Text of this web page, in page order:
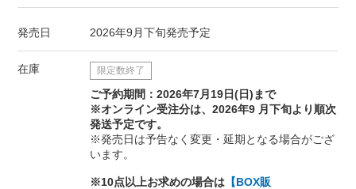
発売日 2026年9月下旬発売予定
在庫 限定数終了
ご予約期間：2026年7月19日(日)まで
※オンライン受注分は、2026年9 月下旬より順次
発送予定です。
※発売日は予告なく変更・延期となる場合がござ
います。
※10点以上お求めの場合は 【BOX販